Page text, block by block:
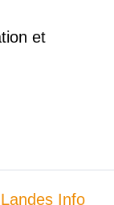
et
Landes Info